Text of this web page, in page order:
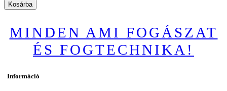
Kosárba
MINDEN AMI FOGÁSZAT
ÉS FOGTECHNIKA!
Információ